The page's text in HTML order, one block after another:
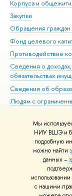
Мы
НИУ ВШЭ и
подробную
можно найти
данных –
с нашими
Корпуса и
Закупки
Обращения
Фонд целевого
Противодействие
Сведения о
обязательствах
Сведения об
Людям с
Работа в Вышке
© НИУ ВШЭ
материалов